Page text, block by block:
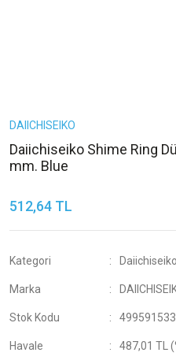
DAIICHISEIKO
Daiichiseiko Shime Ring
mm. Blue
512,64 TL
Kategori
Marka
Stok Kodu
Havale 487,01 TL